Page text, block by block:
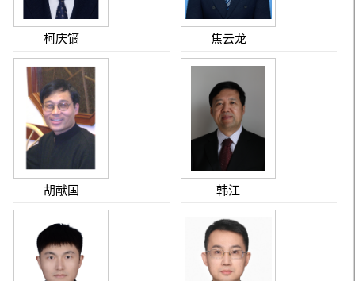
柯庆镝 焦云龙
胡献国 韩江